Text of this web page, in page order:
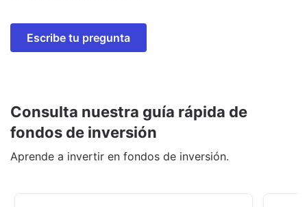
Escribe tu pregunta
Consulta nuestra guía rápida de
fondos de inversión
Aprende a invertir en fondos de inversión.